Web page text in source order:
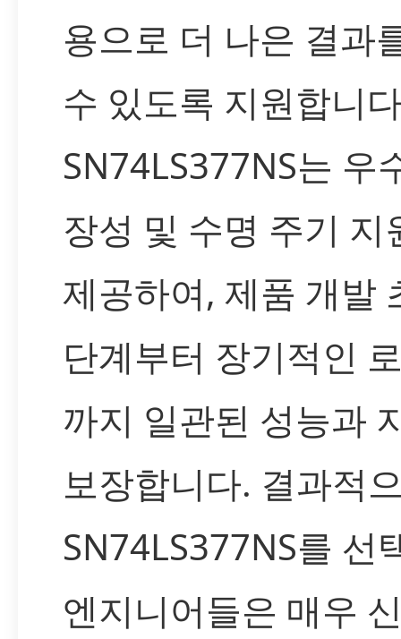
용으로 더 나은 결과
수 있도록 지원합니
SN74LS377NS는 우
장성 및 수명 주기 지
제공하여, 제품 개발
단계부터 장기적인
까지 일관된 성능과
보장합니다. 결과적
SN74LS377NS를 선
엔지니어들은 매우